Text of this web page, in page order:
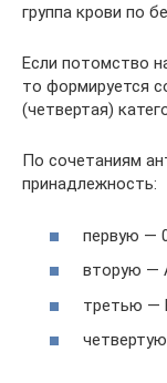
группа крови по
Если потомство
то формируется
(четвертая)
По сочетаниям
принадлежность:
первую —
вторую —
третью —